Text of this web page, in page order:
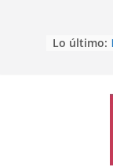
Lo último: